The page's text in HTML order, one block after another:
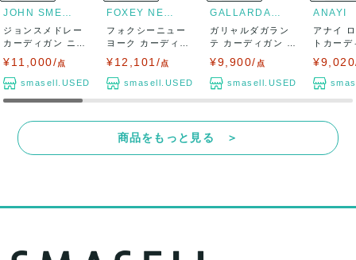
JOHN SMEDLEY
ジョンスメドレー
カーディガン ニッ
¥11,000/点
smasell.USED
FOXEY NEW YORK
フォクシーニュー
ヨーク カーディガ
¥12,101/点
smasell.USED
GALLARDAGALANTE
ガリャルダガラン
テ カーディガン 長
¥9,900/ 点
smasell.USED
ANAYI
アナイ
トカー
商品をもっと見る ＞